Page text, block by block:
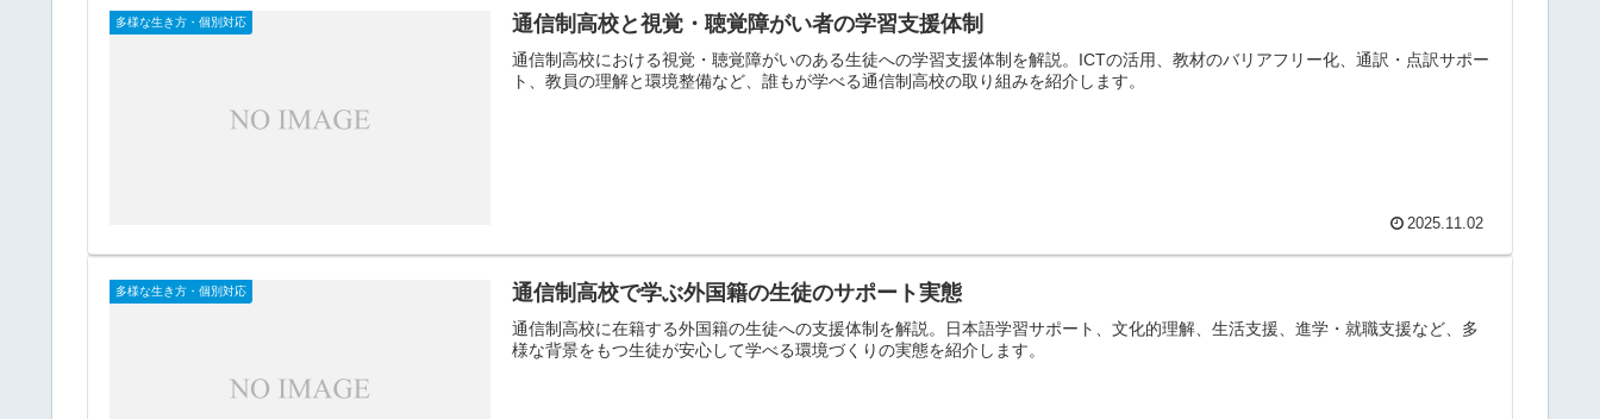
多様な生き方・個別対応 通信制高校と視覚・聴覚障がい者の学習支援体制
通信制高校における視覚・聴覚障がいのある生徒への学習支援体制を解説。ICTの活用、教材のバリアフリー化、通訳・点訳サポー
ト、教員の理解と環境整備など、誰もが学べる通信制高校の取り組みを紹介します。
2025.11.02
多様な生き方・個別対応 通信制高校で学ぶ外国籍の生徒のサポート実態
通信制高校に在籍する外国籍の生徒への支援体制を解説。日本語学習サポート、文化的理解、生活支援、進学・就職支援など、多
様な背景をもつ生徒が安心して学べる環境づくりの実態を紹介します。